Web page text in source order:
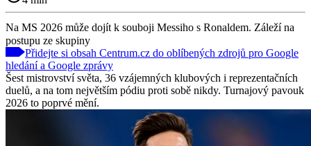
Na MS 2026 může dojít k souboji Messiho s Ronaldem. Záleží na
postupu ze skupiny
Přidejte si obsah Centrum.cz do oblíbených zdrojů pro Google
hledání a Google zprávy
Šest mistrovství světa, 36 vzájemných klubových i reprezentačních
duelů, a na tom největším pódiu proti sobě nikdy. Turnajový pavouk
2026 to poprvé mění.